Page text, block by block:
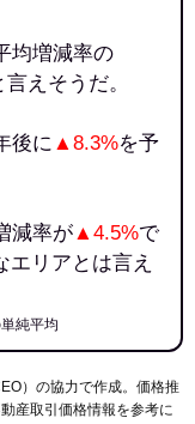
均増減率の
えそうだ。
後に▲8.3%を予
減率が▲4.5%で
リアとは言え
純平均
）の協力で作成。価格推
動産取引価格情報を参考に